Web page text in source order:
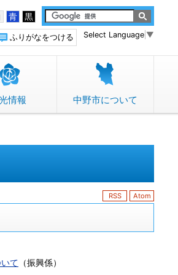
青 黒
Select Language ▼
ふりがなをつける
情報 中野市について
RSS Atom
て （振興係）